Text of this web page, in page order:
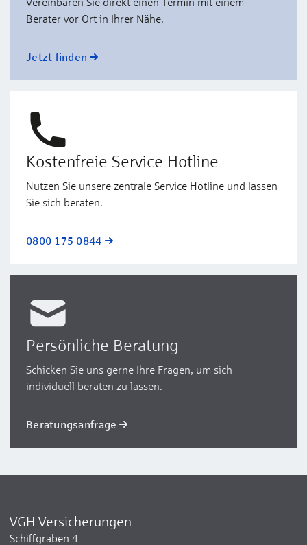
Berater vor Ort in Ihrer Nähe.
Jetzt finden
Kostenfreie Service Hotline
Nutzen Sie unsere zentrale Service Hotline und lassen
Sie sich beraten.
0800 175 0844
Persönliche Beratung
Schicken Sie uns gerne Ihre Fragen, um sich
individuell beraten zu lassen.
Beratungsanfrage
VGH Versicherungen
Schiffgraben 4